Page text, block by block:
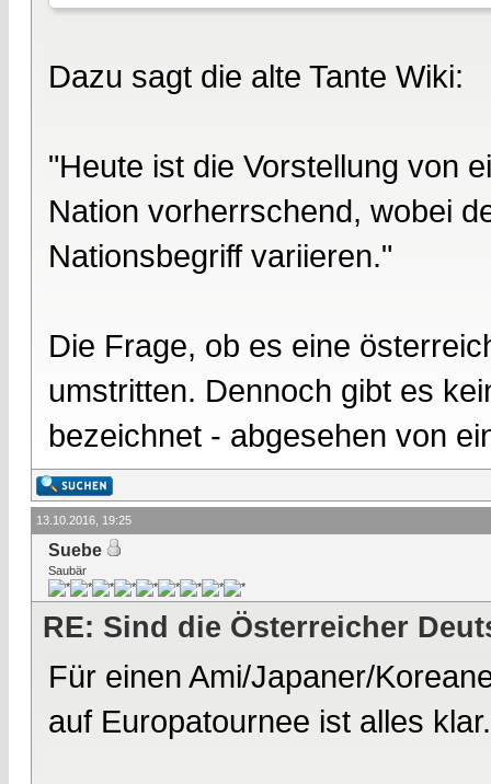
Dazu sagt die alte Tante Wiki:
"Heute ist die Vorstellung von
Nation vorherrschend, wobei
Nationsbegriff variieren."
Die Frage, ob es eine
umstritten. Dennoch gibt es
bezeichnet - abgesehen von
13.10.2016, 19:25
Suebe
Saubär
RE: Sind die Österreicher
Für einen Ami/Japaner/
auf Europatournee ist alles klar.